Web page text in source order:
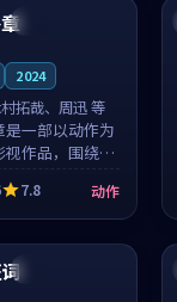
...
2024
拓哉、周迅 等
是一部以动作为
视作品，围绕危
与人物成长展
节奏紧凑，值得
。
7.8 动作
99:13